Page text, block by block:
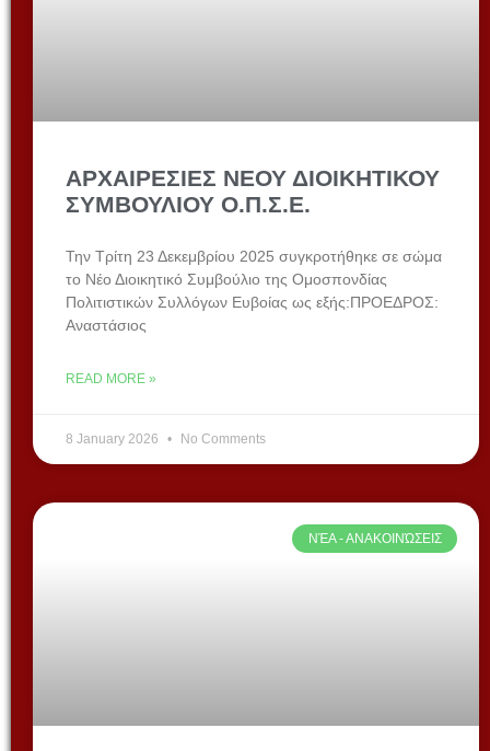
ΑΡΧΑΙΡΕΣΙΕΣ ΝΕΟΥ ΔΙΟΙΚΗΤΙΚΟΥ
ΣΥΜΒΟΥΛΙΟΥ Ο.Π.Σ.Ε.
Την Τρίτη 23 Δεκεμβρίου 2025 συγκροτήθηκε σε σώμα
το Νέο Διοικητικό Συμβούλιο της Ομοσπονδίας
Πολιτιστικών Συλλόγων Ευβοίας ως εξής:ΠΡΟΕΔΡΟΣ:
Αναστάσιος
READ MORE »
8 January 2026 No Comments
ΝΈΑ - ΑΝΑΚΟΙΝΏΣΕΙΣ